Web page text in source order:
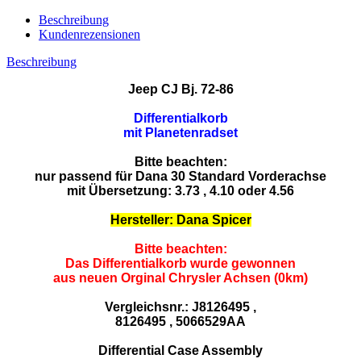
Beschreibung
Kundenrezensionen
Beschreibung
Jeep CJ Bj. 72-86
Differentialkorb
mit Planetenradset
Bitte beachten:
nur passend für Dana 30 Standard Vorderachse
mit Übersetzung: 3.73 , 4.10 oder 4.56
Hersteller: Dana Spicer
Bitte beachten:
Das Differentialkorb wurde gewonnen
aus neuen Orginal Chrysler Achsen (0km)
Vergleichsnr.: J8126495 ,
8126495 , 5066529AA
Differential Case Assembly